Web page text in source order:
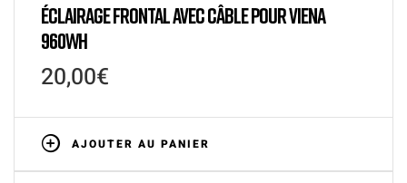
ÉCLAIRAGE FRONTAL AVEC CÂBLE POUR VIENA
960WH
20,00€
AJOUTER AU PANIER